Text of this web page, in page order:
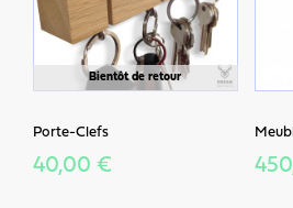
Bientôt de retour
Porte-Clefs
40,00 €